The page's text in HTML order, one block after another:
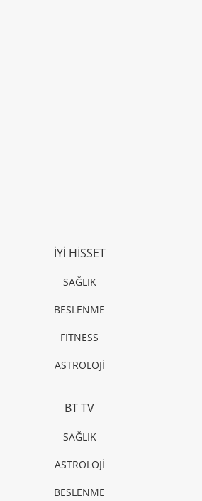
İYİ HİSSET
SAĞLIK
BESLENME
FITNESS
ASTROLOJİ
BT TV
SAĞLIK
ASTROLOJİ
BESLENME